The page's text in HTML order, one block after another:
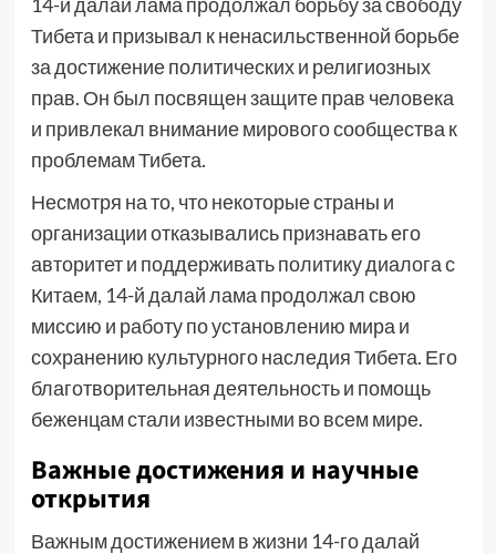
Тибета и призывал к ненасильственной борьбе
за достижение политических и религиозных
прав. Он был посвящен защите прав человека
и привлекал внимание мирового сообщества к
проблемам Тибета.
Несмотря на то, что некоторые страны и
организации отказывались признавать его
авторитет и поддерживать политику диалога с
Китаем, 14-й далай лама продолжал свою
миссию и работу по установлению мира и
сохранению культурного наследия Тибета. Его
благотворительная деятельность и помощь
беженцам стали известными во всем мире.
Важные достижения и научные
открытия
Важным достижением в жизни 14-го далай